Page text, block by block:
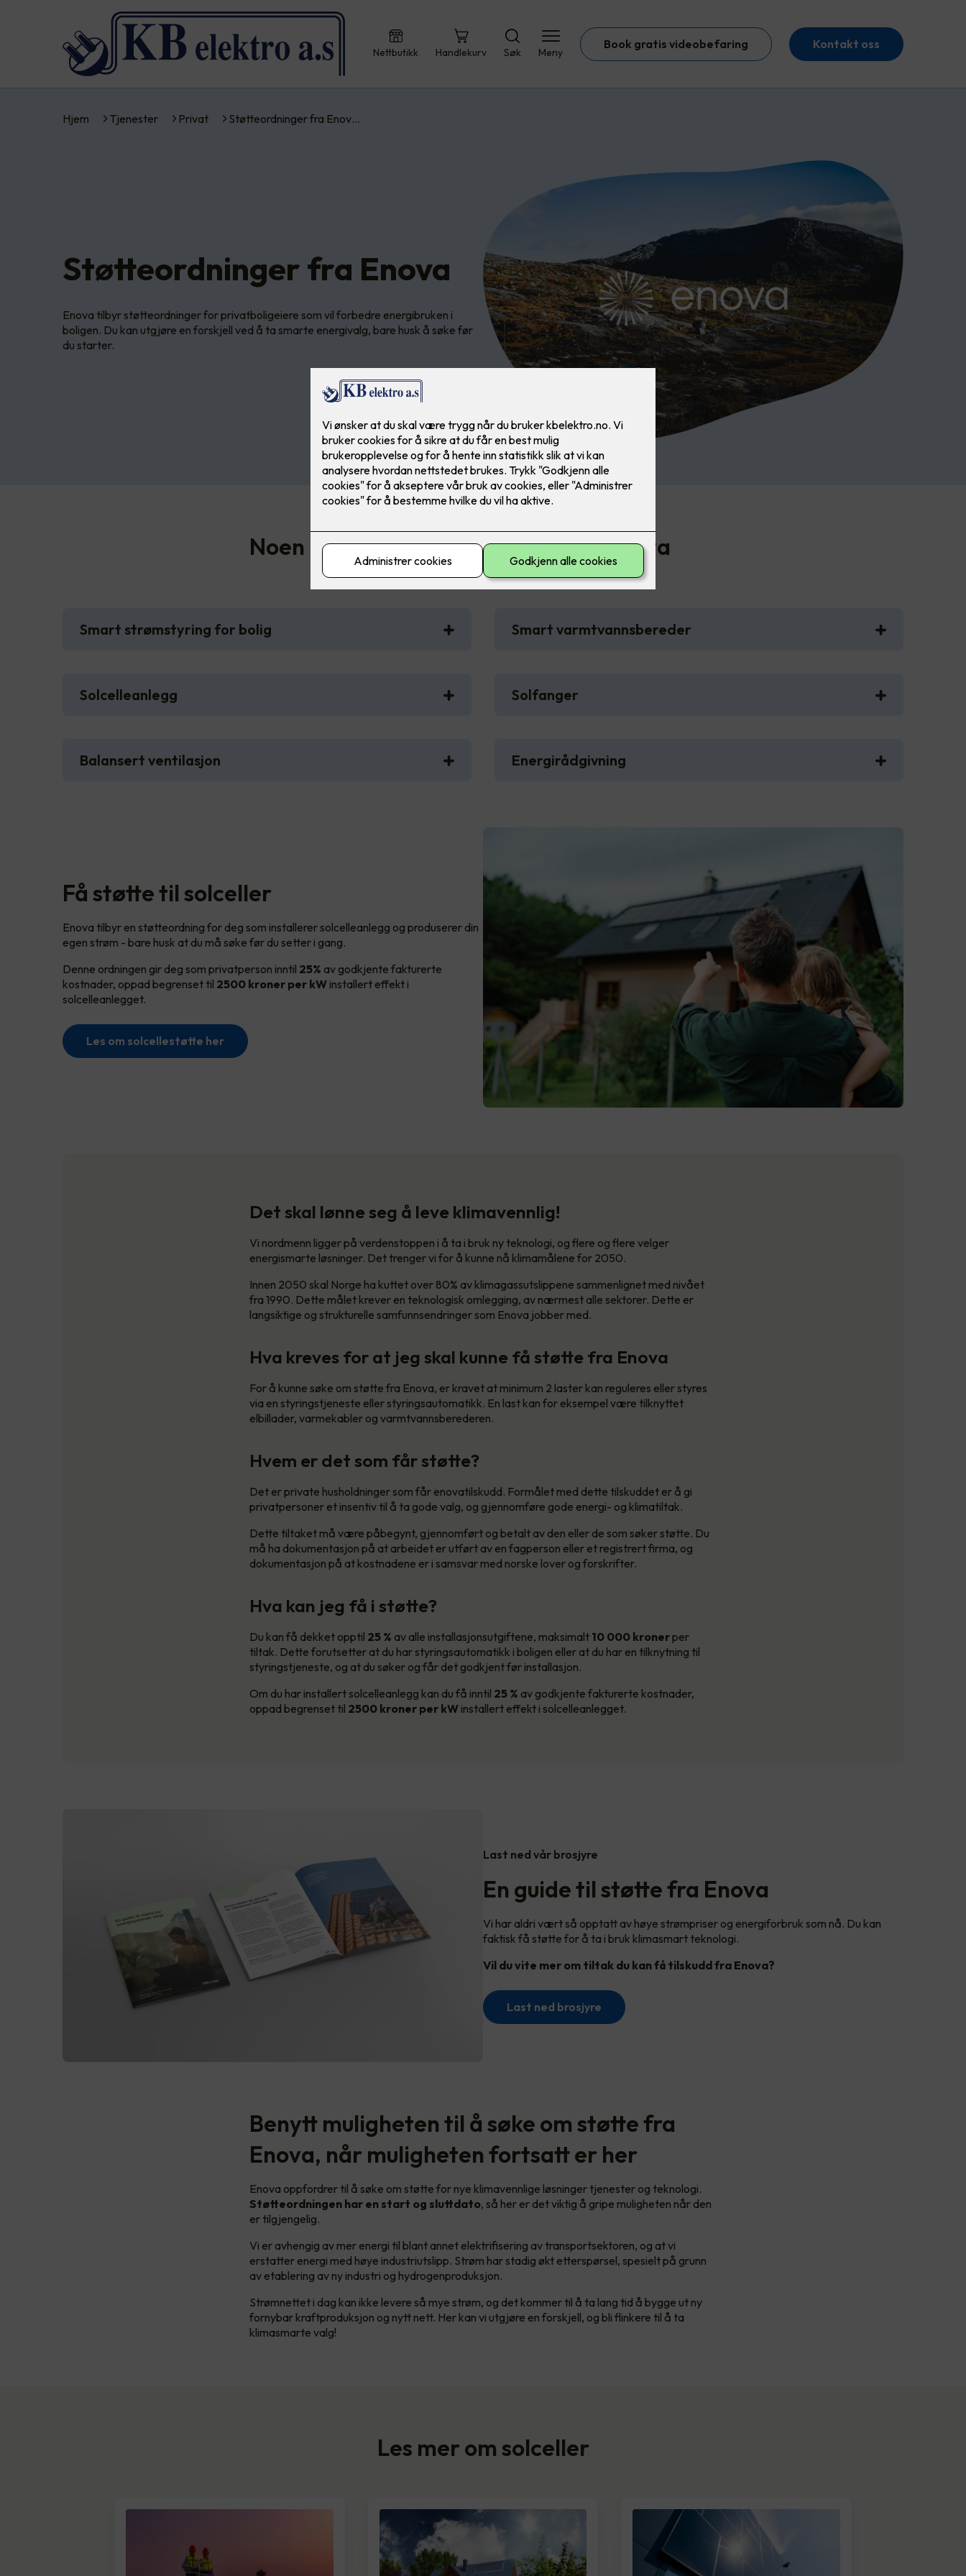
Nettbutikk Handlekurv Søk Meny
Book gratis videobefaring Kontakt oss
Hjem Tjenester Privat Støtteordninger fra Enov…
Støtteordninger fra Enova
Enova tilbyr støtteordninger for privatboligeiere som vil forbedre energibruken i
boligen. Du kan utgjøre en forskjell ved å ta smarte energivalg, bare husk å søke før
du starter.
Noen boligtiltak som gir støtte fra Enova
Smart strømstyring for bolig Smart varmtvannsbereder
Solcelleanlegg Solfanger
Balansert ventilasjon Energirådgivning
Få støtte til solceller
Enova tilbyr en støtteordning for deg som installerer solcelleanlegg og produserer din
egen strøm - bare husk at du må søke før du setter i gang.
Denne ordningen gir deg som privatperson inntil 25% av godkjente fakturerte
kostnader, oppad begrenset til 2500 kroner per kW installert effekt i
solcelleanlegget.
Les om solcellestøtte her
Det skal lønne seg å leve klimavennlig!
Vi nordmenn ligger på verdenstoppen i å ta i bruk ny teknologi, og flere og flere velger
energismarte løsninger. Det trenger vi for å kunne nå klimamålene for 2050.
Innen 2050 skal Norge ha kuttet over 80% av klimagassutslippene sammenlignet med nivået
fra 1990. Dette målet krever en teknologisk omlegging, av nærmest alle sektorer. Dette er
langsiktige og strukturelle samfunnsendringer som Enova jobber med.
Hva kreves for at jeg skal kunne få støtte fra Enova
For å kunne søke om støtte fra Enova, er kravet at minimum 2 laster kan reguleres eller styres
via en styringstjeneste eller styringsautomatikk. En last kan for eksempel være tilknyttet
elbillader, varmekabler og varmtvannsberederen.
Hvem er det som får støtte?
Det er private husholdninger som får enovatilskudd. Formålet med dette tilskuddet er å gi
privatpersoner et insentiv til å ta gode valg, og gjennomføre gode energi- og klimatiltak.
Dette tiltaket må være påbegynt, gjennomført og betalt av den eller de som søker støtte. Du
må ha dokumentasjon på at arbeidet er utført av en fagperson eller et registrert firma, og
dokumentasjon på at kostnadene er i samsvar med norske lover og forskrifter.
Hva kan jeg få i støtte?
Du kan få dekket opptil 25 % av alle installasjonsutgiftene, maksimalt 10 000 kronerper
tiltak. Dette forutsetter at du har styringsautomatikk i boligen eller at du har en tilknytning til
styringstjeneste, og at du søker og får det godkjent før installasjon.
Om du har installert solcelleanlegg kan du få inntil 25 % av godkjente fakturerte kostnader,
oppad begrenset til 2500 kroner per kW installert effekt i solcelleanlegget.
Last ned vår brosjyre
En guide til støtte fra Enova
Vi har aldri vært så opptatt av høye strømpriser og energiforbruk som nå. Du kan
faktisk få støtte for å ta i bruk klimasmart teknologi.
Vil du vite mer om tiltak du kan få tilskudd fra Enova?
Last ned brosjyre
Benytt muligheten til å søke om støtte fra
Enova, når muligheten fortsatt er her
Enova oppfordrer til å søke om støtte for nye klimavennlige løsninger tjenester og teknologi.
Støtteordningen har en start og sluttdato, så her er det viktig å gripe muligheten når den
er tilgjengelig.
Vi er avhengig av mer energi til blant annet elektrifisering av transportsektoren, og at vi
erstatter energi med høye industriutslipp. Strøm har stadig økt etterspørsel, spesielt på grunn
av etablering av ny industri og hydrogenproduksjon.
Strømnettet i dag kan ikke levere så mye strøm, og det kommer til å ta lang tid å bygge ut ny
fornybar kraftproduksjon og nytt nett. Her kan vi utgjøre en forskjell, og bli flinkere til å ta
klimasmarte valg!
Les mer om solceller